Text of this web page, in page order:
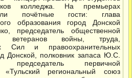
колледжа. На премьерах
почётные гости: глава
образования город Донской
председатель общественной
ветеранов войны, труда,
Сил и правоохранительных
Донской, полковник запаса Ю.С.
председатель первичной
«Тульский региональный союз